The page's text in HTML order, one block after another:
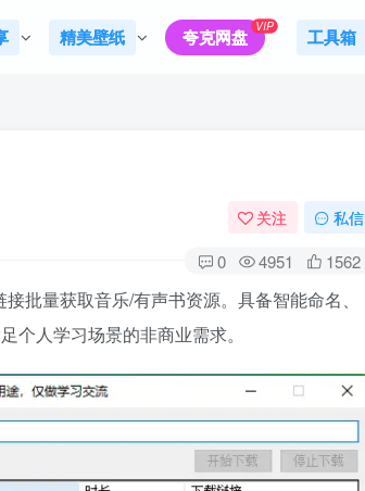
精美壁纸 夸克网盘 VIP 工具箱
关注 私信
0 4951 1562
批量获取音乐/有声书资源。具备智能命名、
个人学习场景的非商业需求。